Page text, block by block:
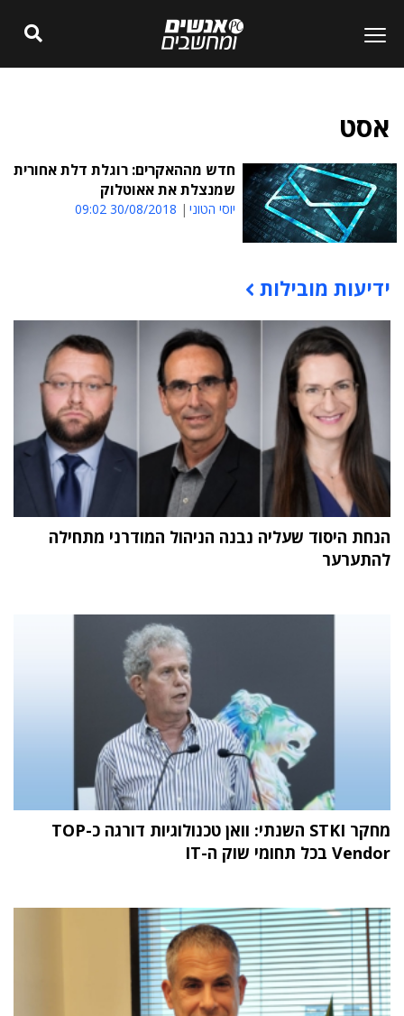
אסט
חדש מההאקרים: רוגלת דלת אחורית
שמנצלת את אאוטלוק
יוסי הטוני 30/08/2018 09:02
תוכן פרסומי
ידיעות מובילות
הנחת היסוד שעליה נבנה הניהול המודרני מתחילה
להתערער
מחקר STKI השנתי: וואן טכנולוגיות דורגה כ-TOP
Vendor בכל תחומי שוק ה-IT